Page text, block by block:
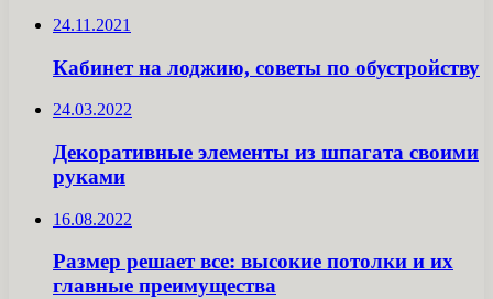
24.11.2021
Кабинет на лоджию, советы по обустройству
24.03.2022
Декоративные элементы из шпагата своими
руками
16.08.2022
Размер решает все: высокие потолки и их
главные преимущества